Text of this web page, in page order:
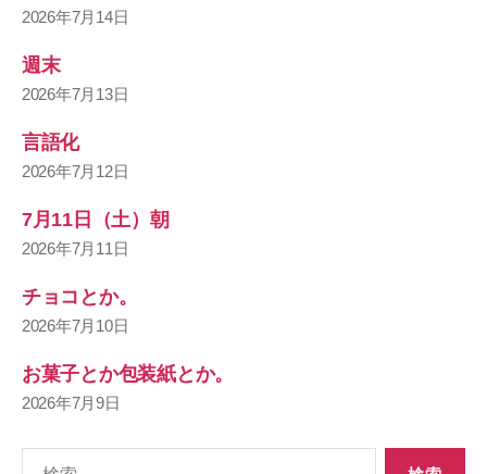
2026年7月14日
週末
2026年7月13日
言語化
2026年7月12日
7月11日（土）朝
2026年7月11日
チョコとか。
2026年7月10日
お菓子とか包装紙とか。
2026年7月9日